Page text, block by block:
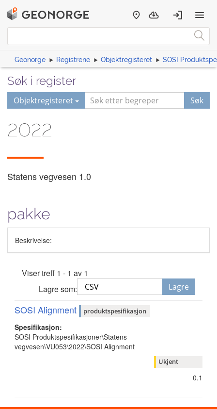
Geonorge Registrene Objektregisteret SOSI
Søk i register
Objektregisteret Søk
2022
Statens vegvesen 1.0
pakke
Beskrivelse:
Viser treff 1 - 1 av 1
Lagre som:
Lagre
SOSI Alignment produktspesifikasjon
Spesifikasjon:
SOSI Produktspesifikasjoner\Statens
vegvesen\VU053\2022\SOSI Alignment
Ukjent
0.1